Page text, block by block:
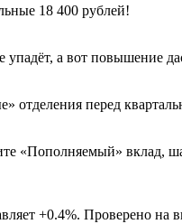
18 400 рублей!
а вот повышение
отделения перед
«Пополняемый» вклад,
+0.4%. Проверено